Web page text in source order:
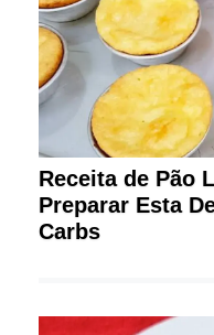
Receita de Pão
Preparar Esta
Carbs